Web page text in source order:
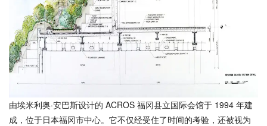
由埃米利奥·安巴斯设计的 ACROS 福冈县立国际会馆于 1994 年建
成，位于日本福冈市中心。它不仅经受住了时间的考验，还被视为